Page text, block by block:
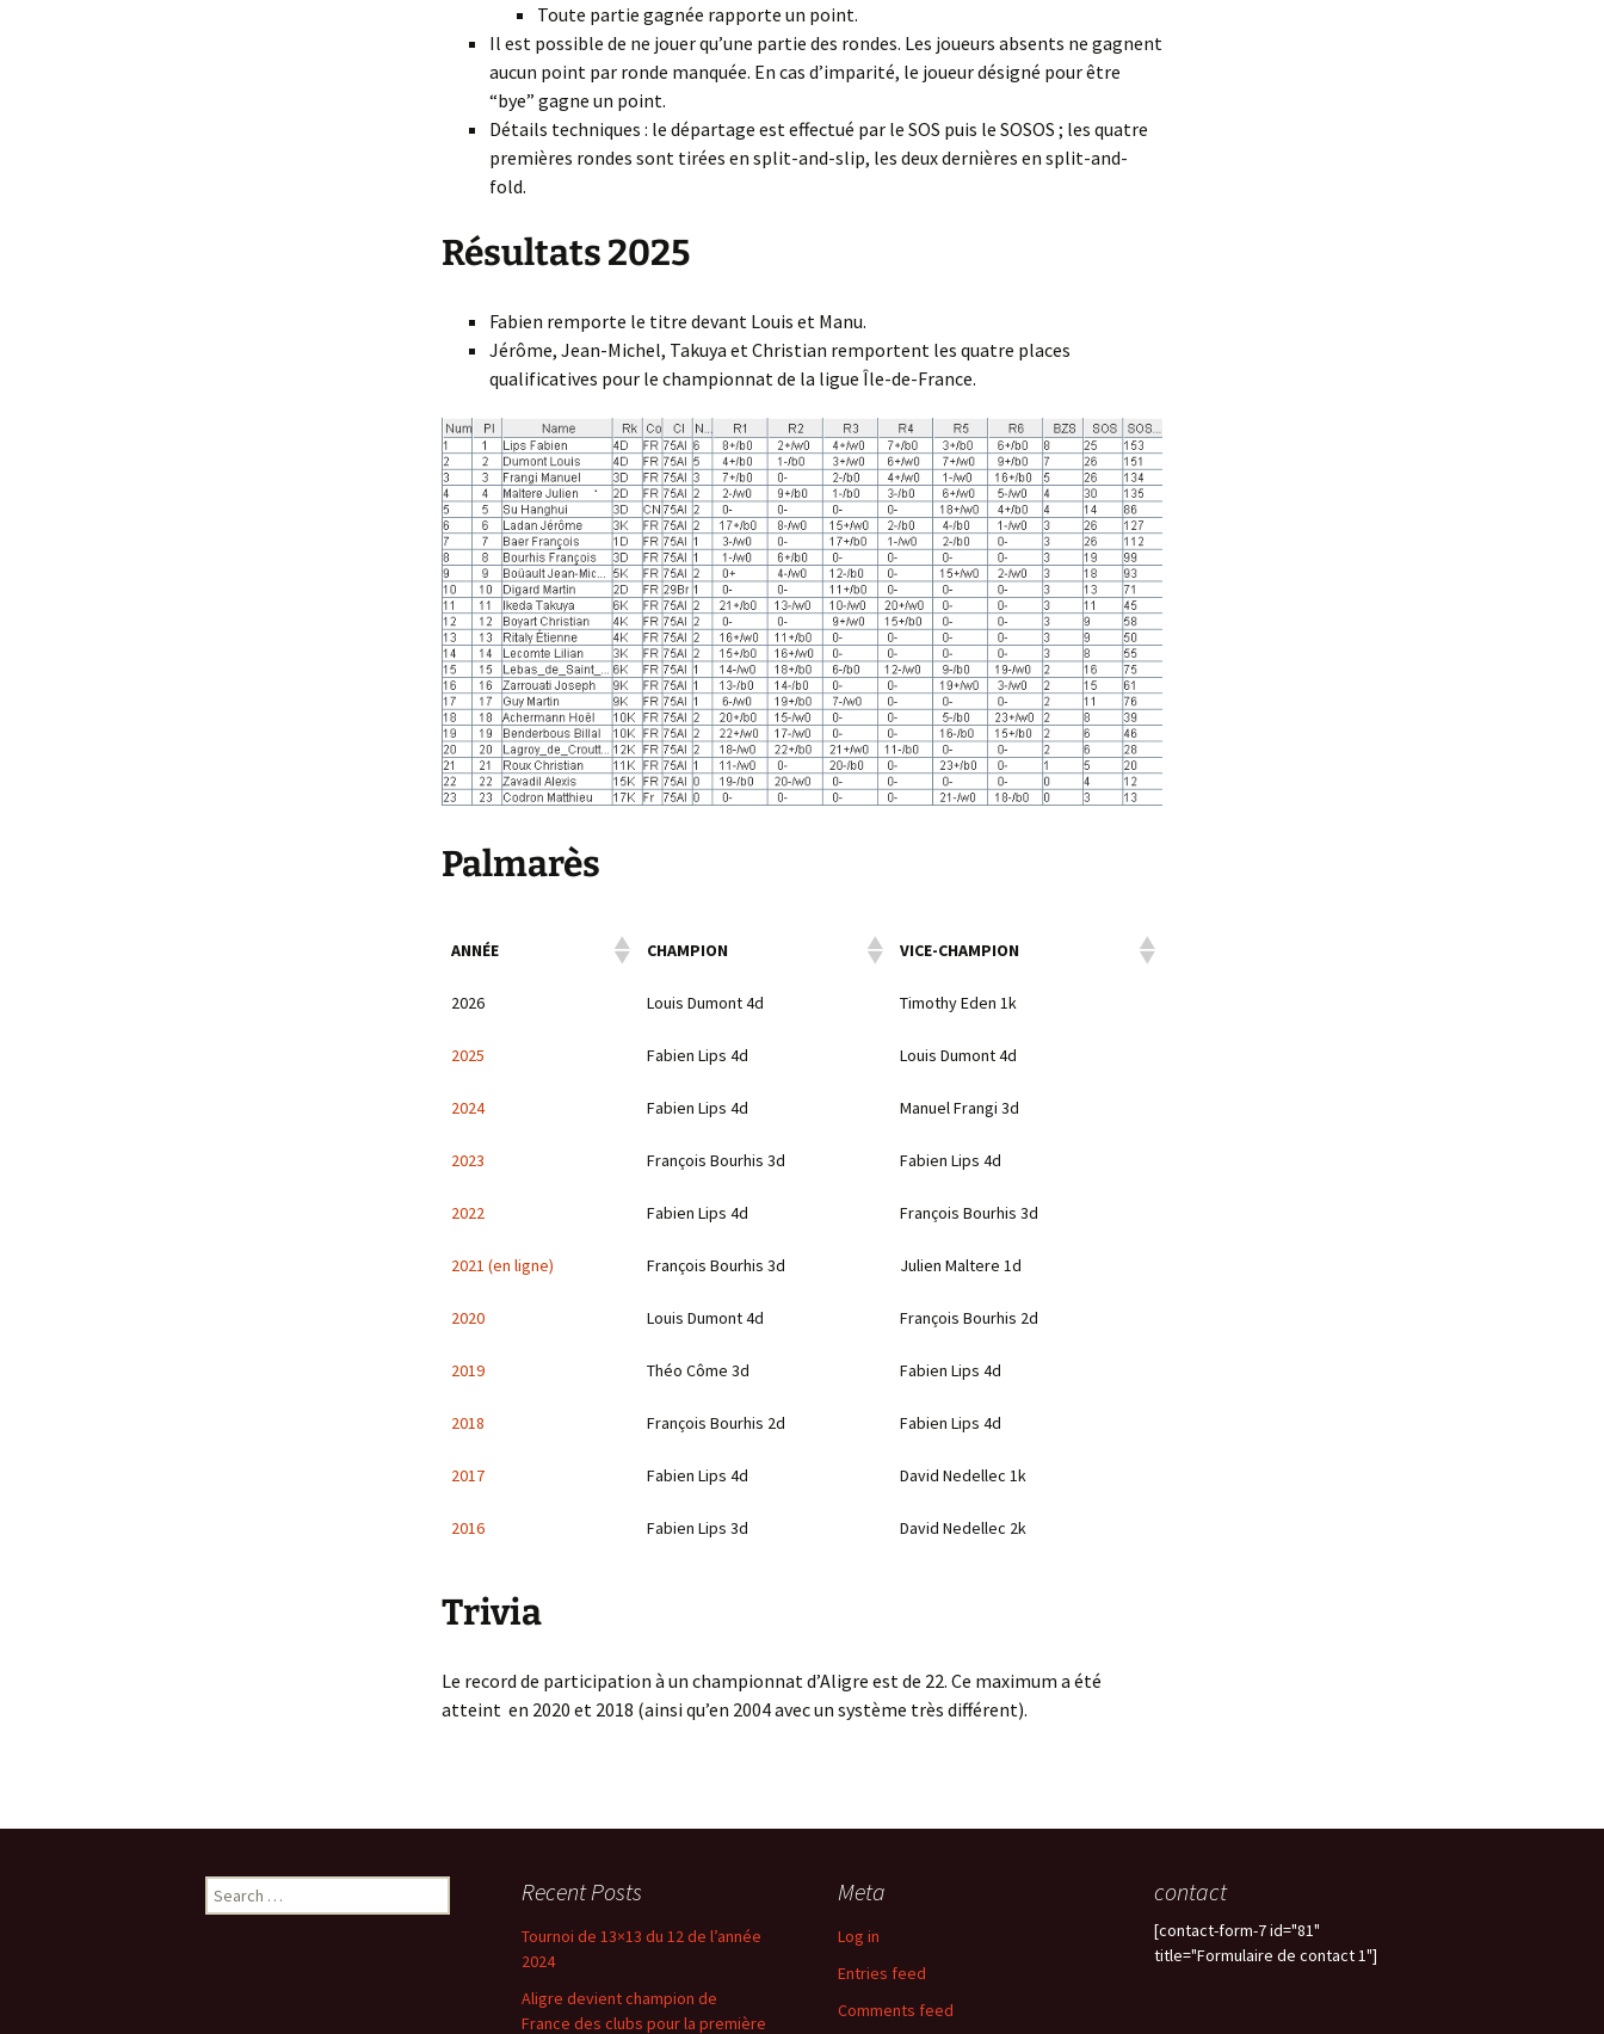
Toute partie gagnée rapporte un point.
Il est possible de ne jouer qu’une partie des rondes. Les joueurs absents ne gagnent
aucun point par ronde manquée. En cas d’imparité, le joueur désigné pour être
“bye” gagne un point.
Détails techniques : le départage est effectué par le SOS puis le SOSOS ; les quatre
premières rondes sont tirées en split-and-slip, les deux dernières en split-and-
fold.
Résultats 2025
Fabien remporte le titre devant Louis et Manu.
Jérôme, Jean-Michel, Takuya et Christian remportent les quatre places
qualificatives pour le championnat de la ligue Île-de-France.
Palmarès
ANNÉE CHAMPION VICE-CHAMPION
2026 Louis Dumont 4d Timothy Eden 1k
2025 Fabien Lips 4d Louis Dumont 4d
2024 Fabien Lips 4d Manuel Frangi 3d
2023 François Bourhis 3d Fabien Lips 4d
2022 Fabien Lips 4d François Bourhis 3d
2021 (en ligne) François Bourhis 3d Julien Maltere 1d
2020 Louis Dumont 4d François Bourhis 2d
2019 Théo Côme 3d Fabien Lips 4d
2018 François Bourhis 2d Fabien Lips 4d
2017 Fabien Lips 4d David Nedellec 1k
2016 Fabien Lips 3d David Nedellec 2k
Trivia
Le record de participation à un championnat d’Aligre est de 22. Ce maximum a été
atteint en 2020 et 2018 (ainsi qu’en 2004 avec un système très différent).
Search
for:
Recent Posts
Tournoi de 13×13 du 12 de l’année
2024
Aligre devient champion de
France des clubs pour la première
Meta
Log in
Entries feed
Comments feed
contact
[contact-form-7 id="81"
title="Formulaire de contact 1"]